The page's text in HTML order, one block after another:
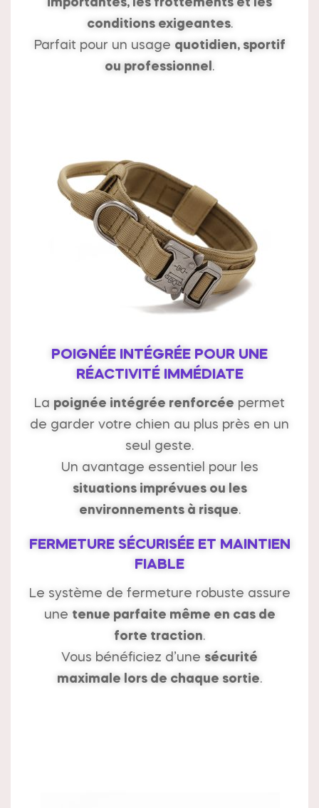
importantes, les frottements et les
conditions exigeantes.
Parfait pour un usage quotidien, sportif
ou professionnel.
POIGNÉE INTÉGRÉE POUR UNE
RÉACTIVITÉ IMMÉDIATE
La poignée intégrée renforcée permet
de garder votre chien au plus près en un
seul geste.
Un avantage essentiel pour les
situations imprévues ou les
environnements à risque.
FERMETURE SÉCURISÉE ET MAINTIEN
FIABLE
Le système de fermeture robuste assure
une tenue parfaite même en cas de
forte traction.
Vous bénéficiez d’une sécurité
maximale lors de chaque sortie.